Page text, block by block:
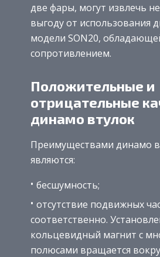
две фары, могут извлечь
выгоду от использования
модели SON20,
сопротивлением.
Положительные и
отрицательные
динамо втулок
Преимуществами динамо
являются:
бесшумность;
отсутствие подвижных
соответственно.
кольцевидный магнит с
полюсами вращается